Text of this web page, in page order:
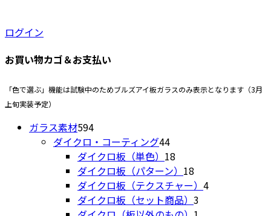
ログイン
お買い物カゴ＆お支払い
「色で選ぶ」機能は試験中のためブルズアイ板ガラスのみ表示となります（3月
上旬実装予定）
ガラス素材594594
個
の
商
品
ダイクロ・コーティング4444
個
の
商
品
ダイクロ板（単色） 18
個
の
商
ダイクロ板（パターン） 18
個
の
ダイクロ板（テクスチャー） 44
ダイクロ板（セット商品） 3